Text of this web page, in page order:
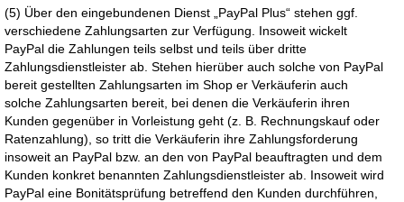
(5) Über den eingebundenen Dienst „PayPal Plus“ stehen ggf.
verschiedene Zahlungsarten zur Verfügung. Insoweit wickelt
PayPal die Zahlungen teils selbst und teils über dritte
Zahlungsdienstleister ab. Stehen hierüber auch solche von PayPal
bereit gestellten Zahlungsarten im Shop er Verkäuferin auch
solche Zahlungsarten bereit, bei denen die Verkäuferin ihren
Kunden gegenüber in Vorleistung geht (z. B. Rechnungskauf oder
Ratenzahlung), so tritt die Verkäuferin ihre Zahlungsforderung
insoweit an PayPal bzw. an den von PayPal beauftragten und dem
Kunden konkret benannten Zahlungsdienstleister ab. Insoweit wird
PayPal eine Bonitätsprüfung betreffend den Kunden durchführen,